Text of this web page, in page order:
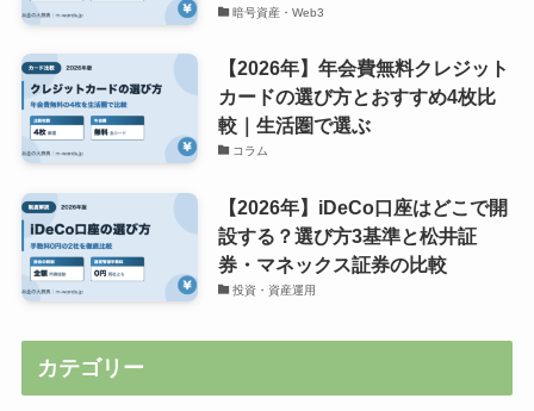
暗号資産・Web3
【2026年】年会費無料クレジット
カードの選び方とおすすめ4枚比
較｜生活圏で選ぶ
コラム
【2026年】iDeCo口座はどこで開
設する？選び方3基準と松井証
券・マネックス証券の比較
投資・資産運用
カテゴリー